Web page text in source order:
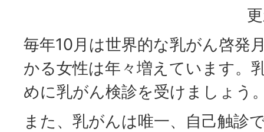
毎年10月は世界的な乳がん啓発
かる女性は年々増えています。
めに乳がん検診を受けましょう
また、乳がんは唯一、自己触診